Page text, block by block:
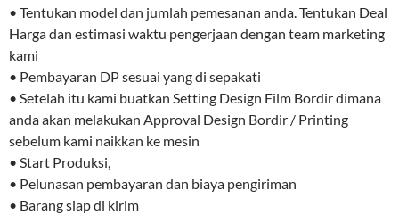
• Tentukan model dan jumlah pemesanan anda. Tentukan Deal
Harga dan estimasi waktu pengerjaan dengan team marketing
kami
• Pembayaran DP sesuai yang di sepakati
• Setelah itu kami buatkan Setting Design Film Bordir dimana
anda akan melakukan Approval Design Bordir / Printing
sebelum kami naikkan ke mesin
• Start Produksi,
• Pelunasan pembayaran dan biaya pengiriman
• Barang siap di kirim